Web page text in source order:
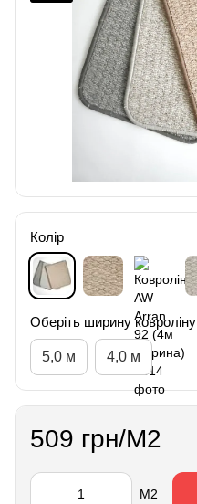
Колір
Оберіть ширину ковроліну
5,0 м 4,0 м
509 грн/М2
М2